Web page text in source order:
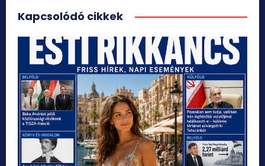
Kapcsolódó cikkek